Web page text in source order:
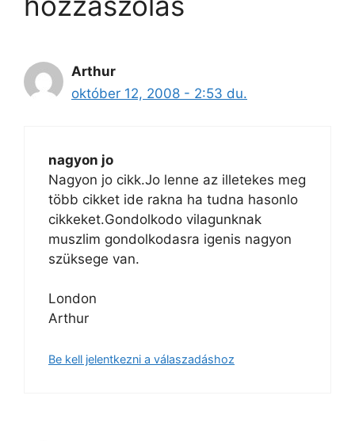
Arthur
október 12, 2008 - 2:53 du.
nagyon jo
Nagyon jo cikk.Jo lenne az illetekes meg
több cikket ide rakna ha tudna hasonlo
cikkeket.Gondolkodo vilagunknak
muszlim gondolkodasra igenis nagyon
szüksege van.
London
Arthur
Be kell jelentkezni a válaszadáshoz